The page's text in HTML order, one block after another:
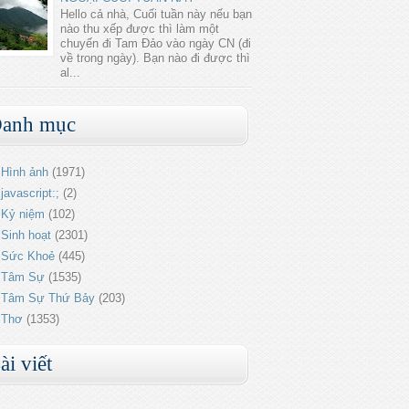
Hello cả nhà, Cuối tuần này nếu bạn
nào thu xếp được thì làm một
chuyến đi Tam Đảo vào ngày CN (đi
về trong ngày). Bạn nào đi được thì
al...
mục
Hình ảnh (1971)
javascript:; (2)
Kỷ niệm (102)
Sinh hoạt (2301)
Sức Khoẻ (445)
Tâm Sự (1535)
Tâm Sự Thứ Bảy (203)
Thơ (1353)
viết